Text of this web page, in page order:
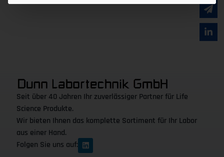
Seit über 40 Jahren Ihr zuverlässiger Partner für Life
Science Produkte.
Wir bieten Ihnen das komplette Sortiment für Ihr Labor
aus einer Hand.
Folgen Sie uns auf: